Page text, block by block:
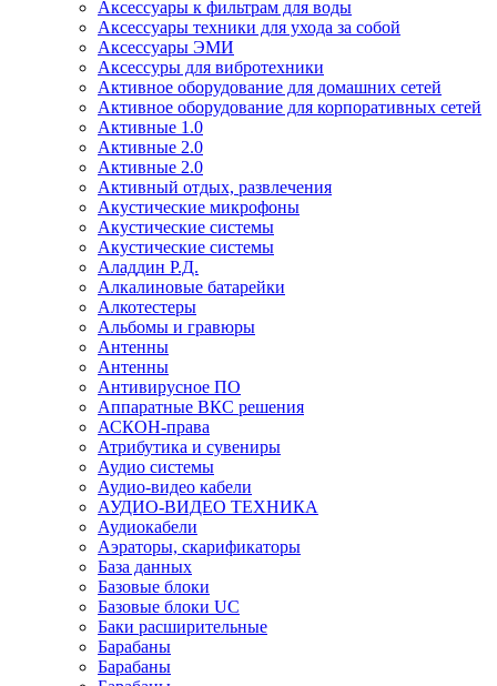
Аксессуары к фильтрам для воды
Аксессуары техники для ухода за собой
Аксессуары ЭМИ
Аксессуры для вибротехники
Активное оборудование для домашних сетей
Активное оборудование для корпоративных сетей
Активные 1.0
Активные 2.0
Активные 2.0
Активный отдых, развлечения
Акустические микрофоны
Акустические системы
Акустические системы
Аладдин Р.Д.
Алкалиновые батарейки
Алкотестеры
Альбомы и гравюры
Антенны
Антенны
Антивирусное ПО
Аппаратные ВКС решения
АСКОН-права
Атрибутика и сувениры
Аудио системы
Аудио-видео кабели
АУДИО-ВИДЕО ТЕХНИКА
Аудиокабели
Аэраторы, скарификаторы
База данных
Базовые блоки
Базовые блоки UC
Баки расширительные
Барабаны
Барабаны